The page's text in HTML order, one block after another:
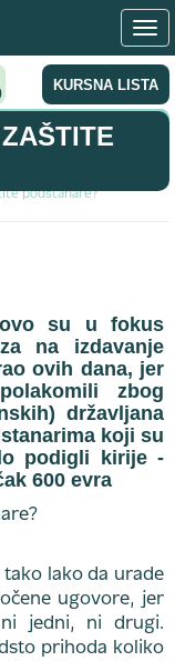
KURSNA LISTA
podstanare?
su u fokus
na izdavanje
ovih dana, jer
zbog
državljana
koji su
podigli kirije -
600 evra
lako da urade
ugovore, jer
jedni, ni drugi.
prihoda koliko